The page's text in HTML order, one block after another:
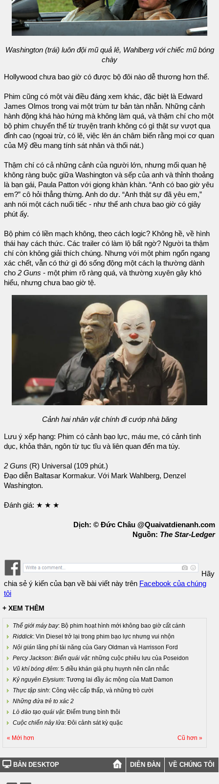
Washington (trái) luôn đội mũ quả lê, Wahlberg với chiếc mũ bóng
chày
Hollywood chưa bao giờ có được bộ đôi nào dễ thương hơn thế.
Phim cũng có một vài điều đáng xem khác, đặc biệt là Edward
James Olmos trong vai một trùm tư bản tàn nhẫn. Những cảnh
hành động khá hào hứng mà không làm quá, và thậm chí cho một
bộ phim chuyển thể từ truyện tranh không có gì thật sự vượt qua
đỉnh cao (ngoại trừ, có lẽ, việc lên án châm biến rằng mọi cơ quan
của Mỹ đều mang tính sát nhân và thối nát.)
Thậm chí có cả những cảnh của người lớn, nhưng mối quan hệ
không ràng buộc giữa Washington và sếp của anh và thỉnh thoảng
là bạn gái, Paula Patton với giọng khàn khàn. “Anh có bao giờ yêu
em?” cô hỏi thẳng thừng. Anh do dự. “Anh thật sự đã yêu em,”
anh nói một cách nuối tiếc - như thể anh chưa bao giờ có giây
phút ấy.
Bộ phim có liền mạch không, theo cách logic? Không hề, về hình
thái hay cách thức. Các trailer có làm lộ bất ngờ? Người ta thậm
chí còn không giải thích chúng. Nhưng với một phim ngổn ngang
xác chết, vẫn có thứ gì đó sống động một cách lạ thường dành
cho 2 Guns - một phim rõ ràng quá, và thường xuyên gây khó
hiểu, nhưng chưa bao giờ tệ.
Cảnh hai nhân vật chính đi cướp nhà băng
Lưu ý xếp hạng: Phim có cảnh bạo lực, máu me, có cảnh tình
dục, khỏa thân, ngôn từ tục tĩu và liên quan đến ma túy.
2 Guns (R) Universal (109 phút.)
Đạo diễn Baltasar Kormakur. Với Mark Wahlberg, Denzel
Washington.
Đánh giá: ★ ★ ★
Dịch: © Đức Châu @Quaivatdienanh.com
Nguồn: The Star-Ledger
Hãy
chia sẻ ý kiến của bạn về bài viết này trên Facebook của chúng
tôi
+ XEM THÊM
Thế giới máy bay: Bộ phim hoạt hình mới không bao giờ cất cánh
Riddick: Vin Diesel trở lại trong phim bạo lực nhưng vui nhộn
Nội gián lãng phí tài năng của Gary Oldman và Harrisson Ford
Percy Jackson: Biển quái vật: những cuộc phiêu lưu của Poseidon
Vũ khí bóng đêm: 5 điều khán giả phụ huynh nên cân nhắc
Kỷ nguyên Elysium: Tương lai đầy ác mộng của Matt Damon
Thực tập sinh: Công việc cấp thấp, và những trò cười
Những đứa trẻ to xác 2
Lò đào tạo quái vật: Điểm trung bình thôi
Cuộc chiến nảy lửa: Đôi cảnh sát kỳ quặc
« Mới hơn Cũ hơn »
BẢN DESKTOP DIỄN ĐÀN VỀ CHÚNG TÔI